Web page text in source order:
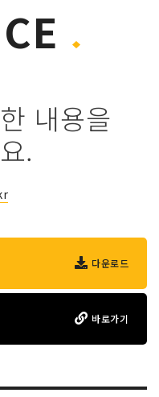
내용을
.
다운로드
바로가기